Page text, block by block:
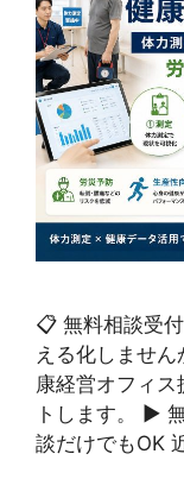
📋 無料相談受
える化しませ
康経営オフィ
トします。 ▶
談だけでもOK